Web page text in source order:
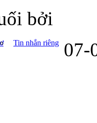
bởi
Tin nhắn riêng 07-